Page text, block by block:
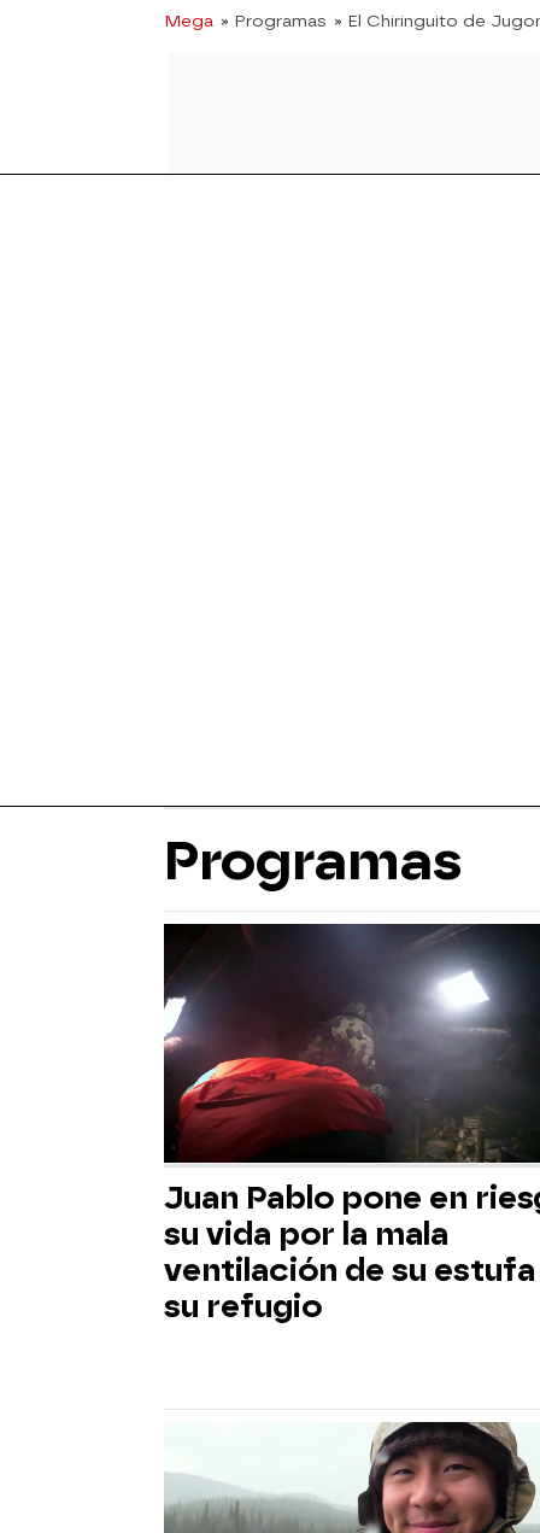
Mega » Programas » El Chiringuito de
Programas
Juan Pablo pone en
su vida por la mala
ventilación de su estufa
su refugio